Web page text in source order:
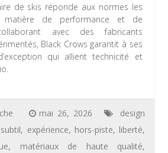
de skis réponde aux normes les
de performance et de
avec des fabricants
Black Crows garantit à ses
qui allient technicité et
mai 26, 2026
design
, expérience, hors-piste, liberté,
, matériaux de haute qualité,